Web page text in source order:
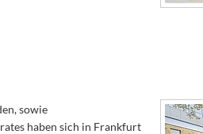
sowie
haben sich in Frankfurt